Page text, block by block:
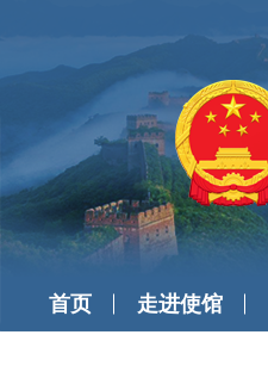
首页 走进使馆